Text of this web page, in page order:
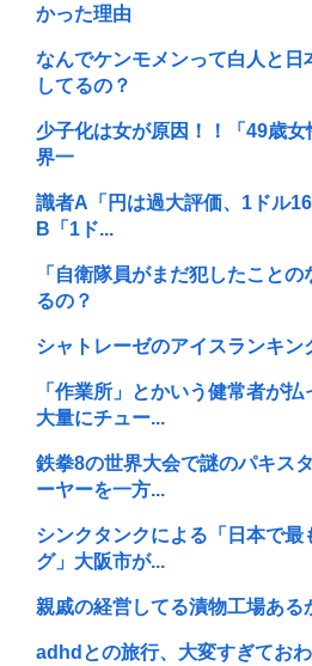
かった理由
なんでケンモメンって白人と日
してるの？
少子化は女が原因！！「49歳
界一
識者A「円は過大評価、1ドル
B「1ド...
「自衛隊員がまだ犯したこと
るの？
シャトレーゼのアイスランキン
「作業所」とかいう健常者が
大量にチュー...
鉄拳8の世界大会で謎のパキス
ーヤーを一方...
シンクタンクによる「日本で最
グ」大阪市が...
親戚の経営してる漬物工場ある
adhdとの旅行、大変すぎてお